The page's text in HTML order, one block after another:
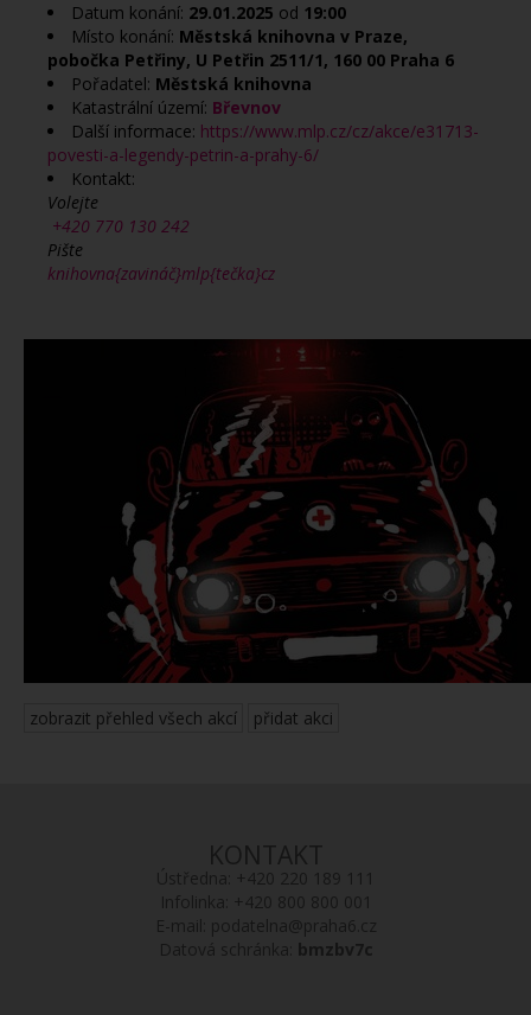
Datum konání: 29.01.2025 od 19:00
Místo konání: Městská knihovna v Praze,
pobočka Petřiny, U Petřin 2511/1, 160 00 Praha 6
Pořadatel: Městská knihovna
Katastrální území: Břevnov
Další informace: https://www.mlp.cz/cz/akce/e31713-
povesti-a-legendy-petrin-a-prahy-6/
Kontakt:
Volejte
+420 770 130 242
Pište
knihovna{zavináč}mlp{tečka}cz
zobrazit přehled všech akcí přidat akci
KONTAKT
Ústředna: +420 220 189 111
Infolinka: +420 800 800 001
E-mail: podatelna@praha6.cz
Datová schránka: bmzbv7c